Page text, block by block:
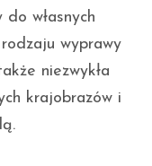
własnych
wyprawy
niezwykła
krajobrazów i